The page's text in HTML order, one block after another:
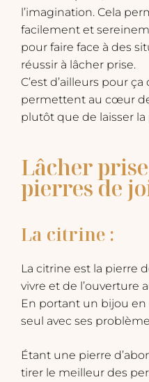
l’imagination. Cela
facilement et
pour faire face à des
réussir à lâcher prise.
C’est d’ailleurs pour
permettent au cœur
plutôt que de laisser
Lâcher
pierres de
La citrine :
La citrine est la pierre
vivre et de l’ouverture
En portant un bijou
seul avec ses
Étant une pierre
tirer le meilleur des